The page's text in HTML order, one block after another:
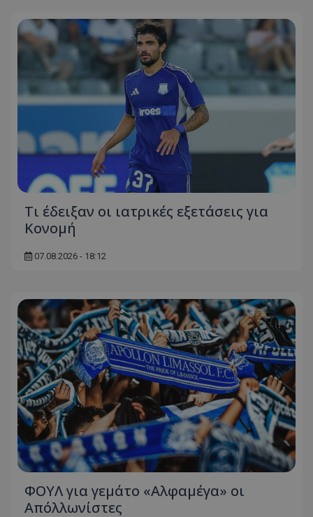
Τι έδειξαν οι ιατρικές εξετάσεις για
Κονομή
07.08.2026 - 18:12
ΦΟΥΛ για γεμάτο «Αλφαμέγα» οι
Απόλλωνίστες